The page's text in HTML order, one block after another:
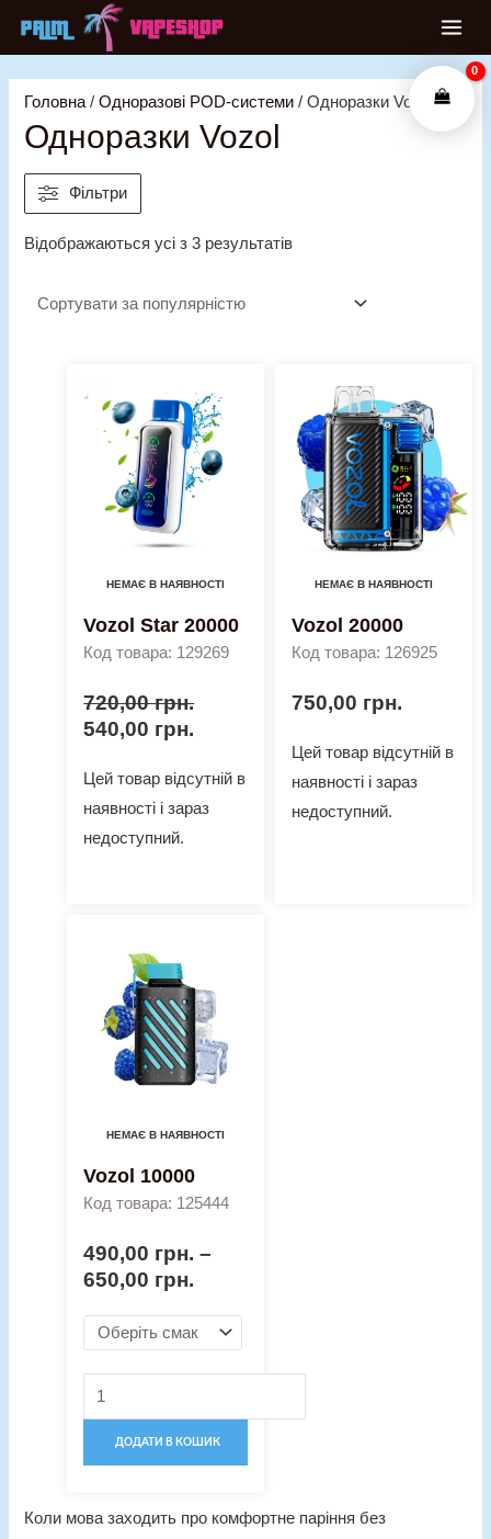
Головна /Одноразові POD-системи / Одноразки Vozol
Одноразки Vozol
Фільтри
Відображаються усі з 3 результатів
НЕМАЄ В НАЯВНОСТІ
Vozol Star 20000
Код товара: 129269
720,00грн.
ціна:
720,00 грн..
540,00 грн.
ціна:
540,00 грн..
Цей товар відсутній в
наявності і зараз
недоступний.
НЕМАЄ В НАЯВНОСТІ
Vozol 20000
Код товара: 126925
750,00 грн.
Цей товар відсутній в
наявності і зараз
недоступний.
НЕМАЄ В НАЯВНОСТІ
Vozol 10000
Код товара: 125444
490,00 грн. –
650,00 грн.
through
650,00 грн.
кількість
ДОДАТИ В КОШИК
Коли мова заходить про комфортне паріння без